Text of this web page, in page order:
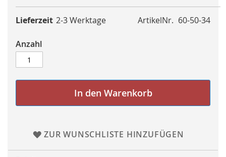
ArtikelNr. 60-50-34
Lieferzeit 2-3 Werktage
Anzahl
In den Warenkorb
ZUR WUNSCHLISTE HINZUFÜGEN